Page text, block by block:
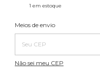
1 em estoque
Entregas para o CEP:
Meios de envio
Não sei meu CEP